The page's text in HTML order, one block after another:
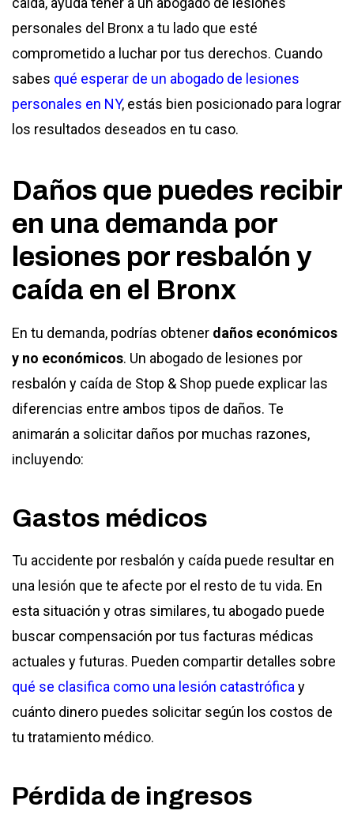
personales del Bronx a tu lado que esté
comprometido a luchar por tus derechos. Cuando
sabes qué esperar de un abogado de lesiones
personales en NY, estás bien posicionado para lograr
los resultados deseados en tu caso.
Daños que puedes recibir
en una demanda por
lesiones por resbalón y
caída en el Bronx
En tu demanda, podrías obtener daños económicos
y no económicos. Un abogado de lesiones por
resbalón y caída de Stop & Shop puede explicar las
diferencias entre ambos tipos de daños. Te
animarán a solicitar daños por muchas razones,
incluyendo:
Gastos médicos
Tu accidente por resbalón y caída puede resultar en
una lesión que te afecte por el resto de tu vida. En
esta situación y otras similares, tu abogado puede
buscar compensación por tus facturas médicas
actuales y futuras. Pueden compartir detalles sobre
qué se clasifica como una lesión catastrófica y
cuánto dinero puedes solicitar según los costos de
tu tratamiento médico.
Pérdida de ingresos